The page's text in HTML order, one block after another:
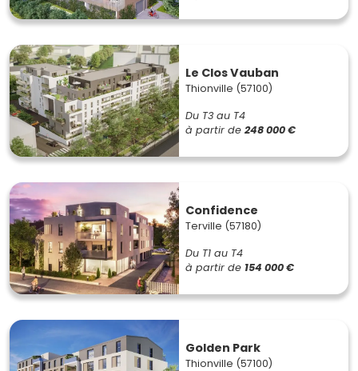
Le Clos Vauban
Thionville (57100)
Du T3 au T4
à partir de 248 000 €
Confidence
Terville (57180)
Du T1 au T4
à partir de 154 000 €
Golden Park
Thionville (57100)